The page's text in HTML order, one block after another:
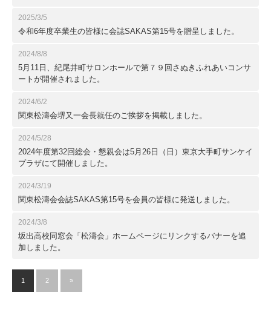
2025/3/5
令和6年度卒業生の皆様に会誌SAKAS第15号を贈呈しました。
2024/8/8
5月11日、紀尾井町サロンホールで第７９回さぬきふれあいコンサ
ートが開催されました。
2024/6/2
関東松濤会堺又一会長就任のご挨拶を掲載しました。
2024/5/28
2024年度第32回総会・懇親会は5月26日（日）東京大手町サンケイ
プラザにて開催しました。
2024/3/19
関東松濤会会誌SAKAS第15号を会員の皆様に発送しました。
2024/3/8
坂出高校同窓会「松濤会」ホームページにリンクするバナーを追
加しました。
1 2 »